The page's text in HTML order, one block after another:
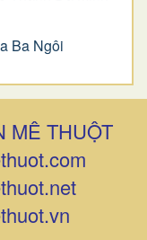
Ba Ngôi
MÊ THUỘT